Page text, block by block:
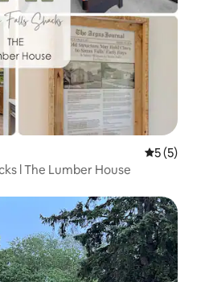
5 av 5 i
5 (5)
l The Lumber House